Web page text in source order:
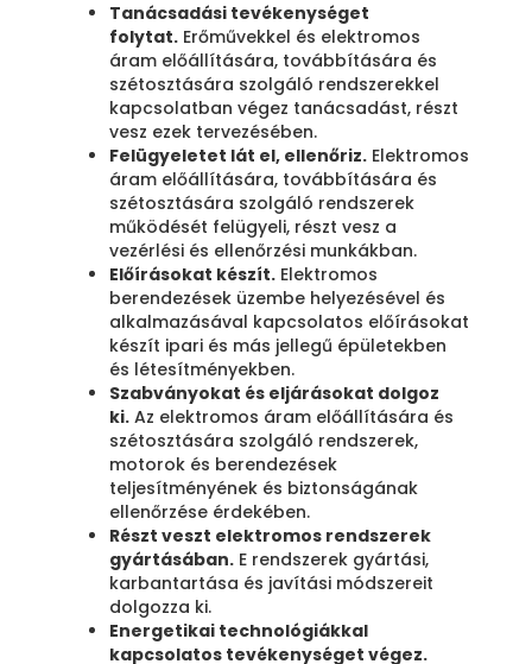
Tanácsadási tevékenységet
folytat. Erőművekkel és elektromos
áram előállítására, továbbítására és
szétosztására szolgáló rendszerekkel
kapcsolatban végez tanácsadást, részt
vesz ezek tervezésében.
Felügyeletet lát el, ellenőriz. Elektromos
áram előállítására, továbbítására és
szétosztására szolgáló rendszerek
működését felügyeli, részt vesz a
vezérlési és ellenőrzési munkákban.
Előírásokat készít. Elektromos
berendezések üzembe helyezésével és
alkalmazásával kapcsolatos előírásokat
készít ipari és más jellegű épületekben
és létesítményekben.
Szabványokat és eljárásokat dolgoz
ki. Az elektromos áram előállítására és
szétosztására szolgáló rendszerek,
motorok és berendezések
teljesítményének és biztonságának
ellenőrzése érdekében.
Részt veszt elektromos rendszerek
gyártásában. E rendszerek gyártási,
karbantartása és javítási módszereit
dolgozza ki.
Energetikai technológiákkal
kapcsolatos tevékenységet végez.